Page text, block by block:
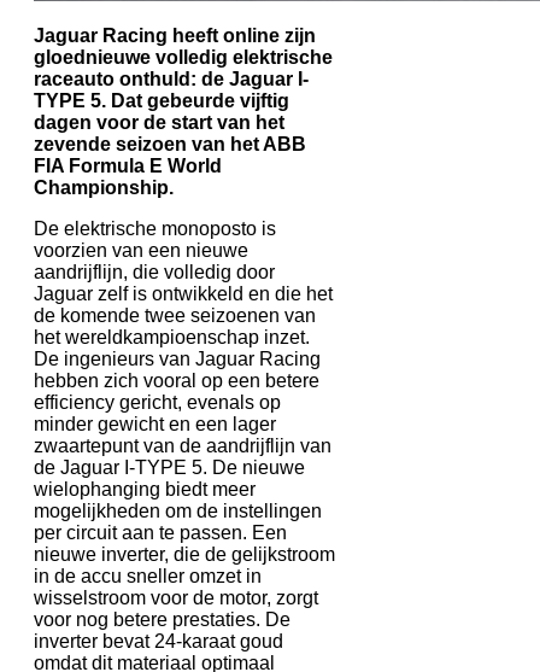
Jaguar Racing heeft online zijn
gloednieuwe volledig elektrische
raceauto onthuld: de Jaguar I-
TYPE 5. Dat gebeurde vijftig
dagen voor de start van het
zevende seizoen van het ABB
FIA Formula E World
Championship.
De elektrische monoposto is
voorzien van een nieuwe
aandrijflijn, die volledig door
Jaguar zelf is ontwikkeld en die het
de komende twee seizoenen van
het wereldkampioenschap inzet.
De ingenieurs van Jaguar Racing
hebben zich vooral op een betere
efficiency gericht, evenals op
minder gewicht en een lager
zwaartepunt van de aandrijflijn van
de Jaguar I-TYPE 5. De nieuwe
wielophanging biedt meer
mogelijkheden om de instellingen
per circuit aan te passen. Een
nieuwe inverter, die de gelijkstroom
in de accu sneller omzet in
wisselstroom voor de motor, zorgt
voor nog betere prestaties. De
inverter bevat 24-karaat goud
omdat dit materiaal optimaal